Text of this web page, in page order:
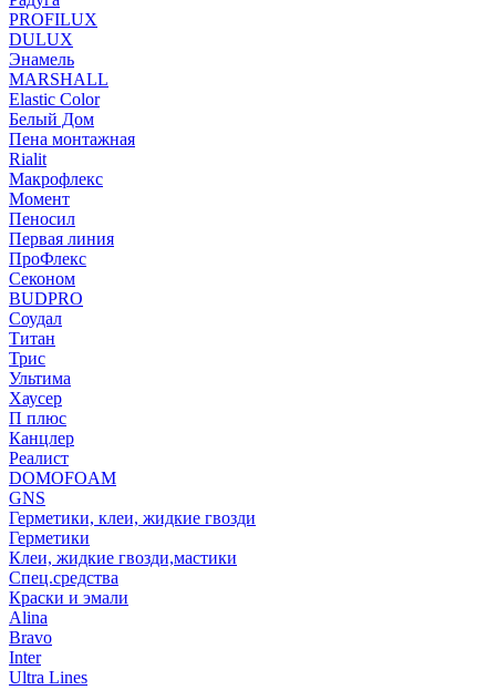
PROFILUX
DULUX
Энамель
MARSHALL
Elastic Color
Белый Дом
Пена монтажная
Rialit
Макрофлекс
Момент
Пеносил
Первая линия
ПроФлекс
Секоном
BUDPRO
Соудал
Титан
Трис
Ультима
Хаусер
П плюс
Канцлер
Реалист
DOMOFOAM
GNS
Герметики, клеи, жидкие гвозди
Герметики
Клеи, жидкие гвозди,мастики
Спец.средства
Краски и эмали
Alina
Bravo
Inter
Ultra Lines